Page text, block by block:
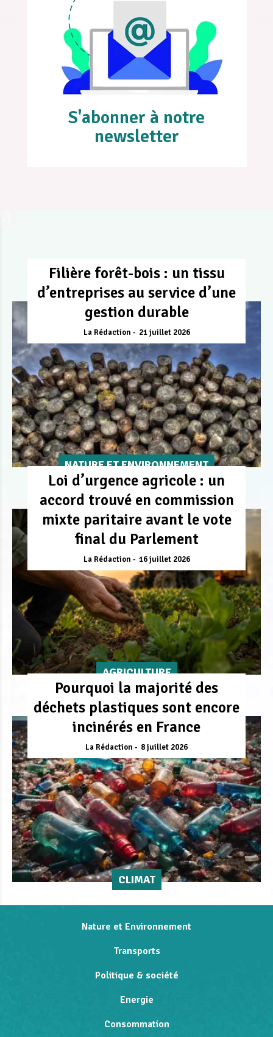
S'abonner à notre
newsletter
Filière forêt-bois : un tissu
d’entreprises au service d’une
gestion durable
La Rédaction 21 juillet 2026
NATURE ET ENVIRONNEMENT
Loi d’urgence agricole : un
accord trouvé en commission
mixte paritaire avant le vote
final du Parlement
La Rédaction 16 juillet 2026
AGRICULTURE
Pourquoi la majorité des
déchets plastiques sont encore
incinérés en France
La Rédaction 8 juillet 2026
CLIMAT
Nature et Environnement
Transports
Politique & société
Energie
Consommation